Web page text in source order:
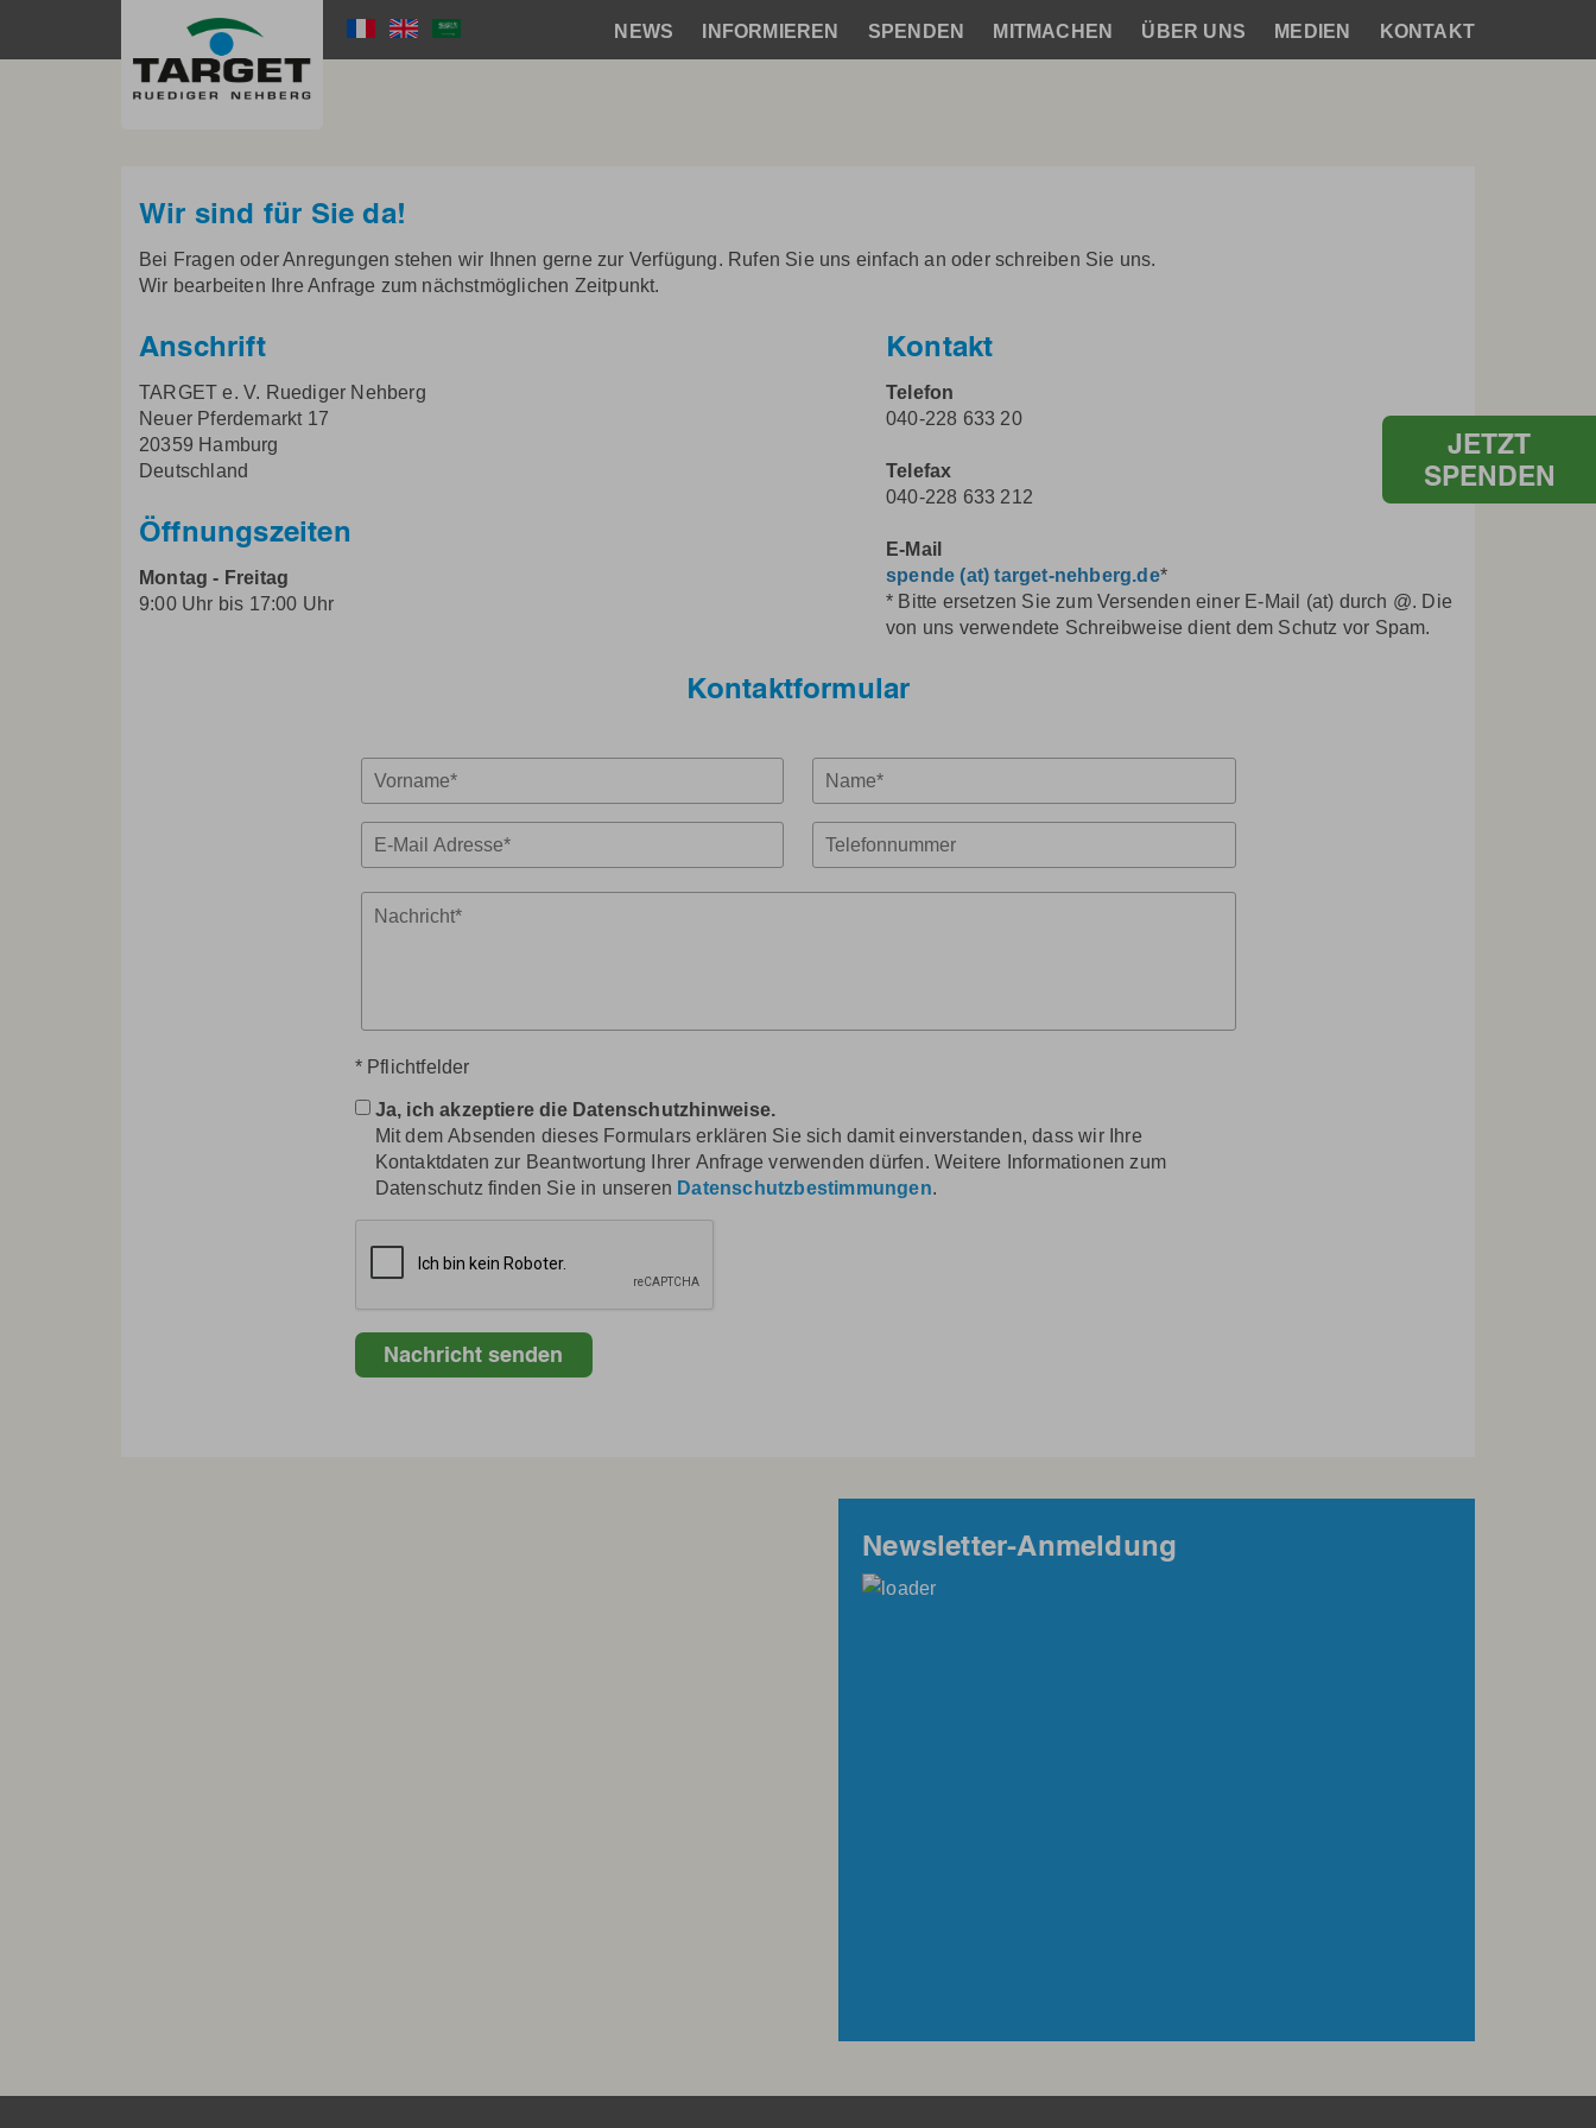
Language
Menu
Hauptnavigation
NEWS INFORMIEREN SPENDEN MITMACHEN ÜBER UNS MEDIEN KONTAKT
JETZT
SPENDEN
Wir sind für Sie da!
Bei Fragen oder Anregungen stehen wir Ihnen gerne zur Verfügung. Rufen Sie uns einfach an oder schreiben Sie uns.
Wir bearbeiten Ihre Anfrage zum nächstmöglichen Zeitpunkt.
Anschrift
TARGET e. V. Ruediger Nehberg
Neuer Pferdemarkt 17
20359 Hamburg
Deutschland
Öffnungszeiten
Montag - Freitag
9:00 Uhr bis 17:00 Uhr
Kontakt
Telefon
040-228 633 20
Telefax
040-228 633 212
E-Mail
spende (at) target-nehberg.de*
* Bitte ersetzen Sie zum Versenden einer E-Mail (at) durch @. Die
von uns verwendete Schreibweise dient dem Schutz vor Spam.
Kontaktformular
DATEN
Mail-
Adresse
* Pflichtfelder
DATENSCHUTZ
Kontakt
Datenschutz
Ja, ich akzeptiere die Datenschutzhinweise.
Mit dem Absenden dieses Formulars erklären Sie sich damit einverstanden, dass wir Ihre
Kontaktdaten zur Beantwortung Ihrer Anfrage verwenden dürfen. Weitere Informationen zum
Datenschutz finden Sie in unseren Datenschutzbestimmungen.
Newsletter-Anmeldung